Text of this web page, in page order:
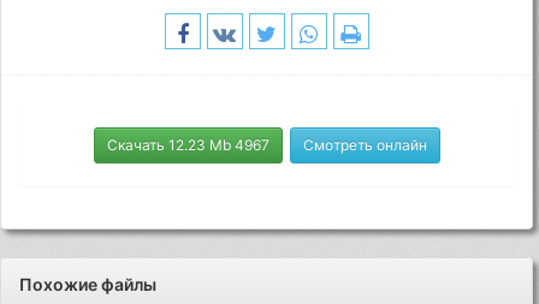
Скачать 12.23 Mb 4967 Смотреть онлайн
Похожие файлы